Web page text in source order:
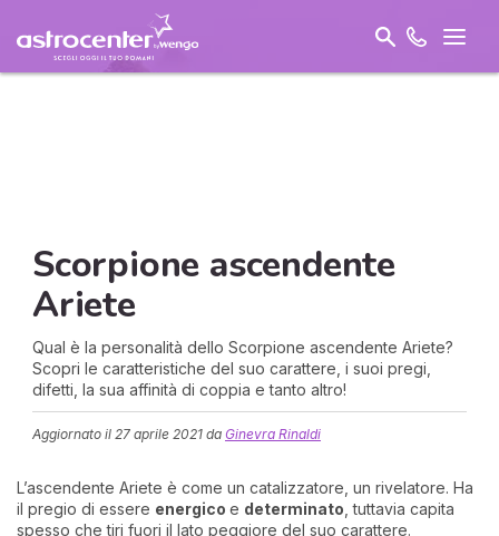
Scorpione ascendente
Ariete
Qual è la personalità dello Scorpione ascendente Ariete?
Scopri le caratteristiche del suo carattere, i suoi pregi,
difetti, la sua affinità di coppia e tanto altro!
Aggiornato il 27 aprile 2021 da Ginevra Rinaldi
L’ascendente Ariete è come un catalizzatore, un rivelatore. Ha
il pregio di essere energico e determinato , tuttavia capita
spesso che tiri fuori il lato peggiore del suo carattere.